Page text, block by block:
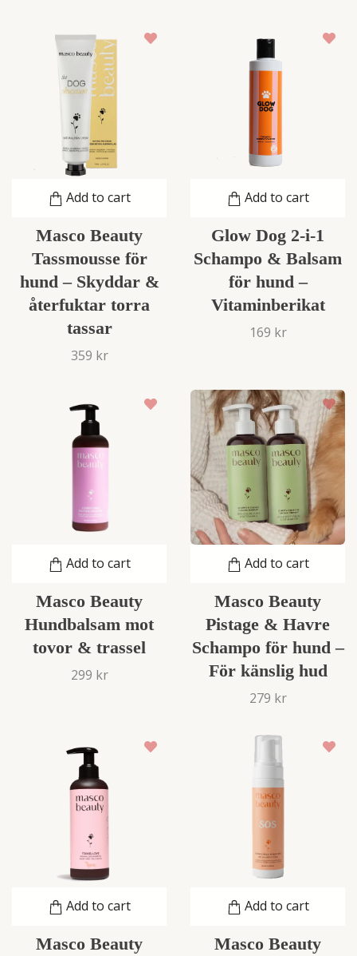
Add to cart
Masco Beauty
Tassmousse för
hund – Skyddar &
återfuktar torra
tassar
359 kr
Add to cart
Glow Dog 2-i-1
Schampo & Balsam
för hund –
Vitaminberikat
169 kr
Add to cart
Masco Beauty
Hundbalsam mot
tovor & trassel
299 kr
Add to cart
Masco Beauty
Pistage & Havre
Schampo för hund –
För känslig hud
279 kr
Add to cart
Masco Beauty
Add to cart
Masco Beauty